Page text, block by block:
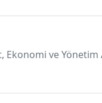
ve Yönetim